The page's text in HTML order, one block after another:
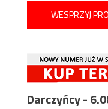
WESPRZYJ
Darczyńcy -